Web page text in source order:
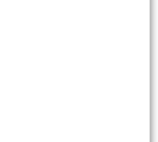
點
點
點